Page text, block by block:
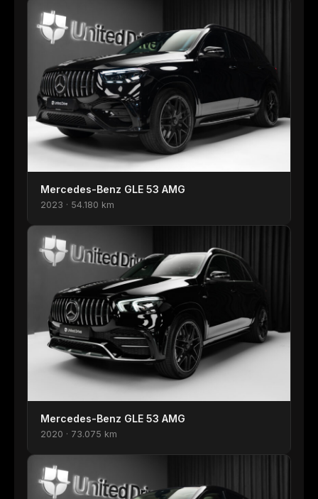
Mercedes-Benz GLE 53 AMG
2023 · 54.180 km
Mercedes-Benz GLE 53 AMG
2020 · 73.075 km